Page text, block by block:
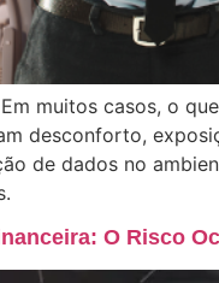
muitos casos, o
desconforto,
de dados no
O Risco